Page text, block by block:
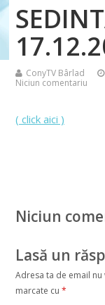
ConyTV Bârlad
Niciun comentariu
( click aici )
Niciun
Lasă un
Adresa ta de email nu
marcate cu *